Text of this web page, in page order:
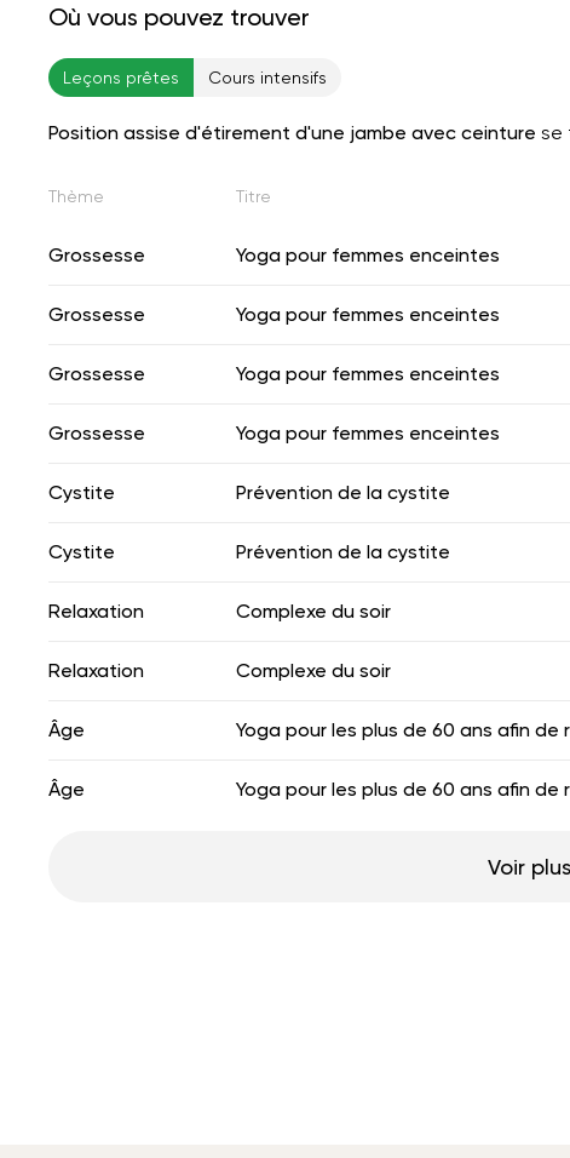
Où vous pouvez trouver
Leçons prêtes Cours intensifs
Position assise d'étirement d'une jambe avec ceinture se
Thème Titre
Grossesse Yoga pour femmes enceintes
Grossesse Yoga pour femmes enceintes
Grossesse Yoga pour femmes enceintes
Grossesse Yoga pour femmes enceintes
Cystite Prévention de la cystite
Cystite Prévention de la cystite
Relaxation Complexe du soir
Relaxation Complexe du soir
Âge Yoga pour les plus de 60 ans afin de
Âge Yoga pour les plus de 60 ans afin de
Voir plus